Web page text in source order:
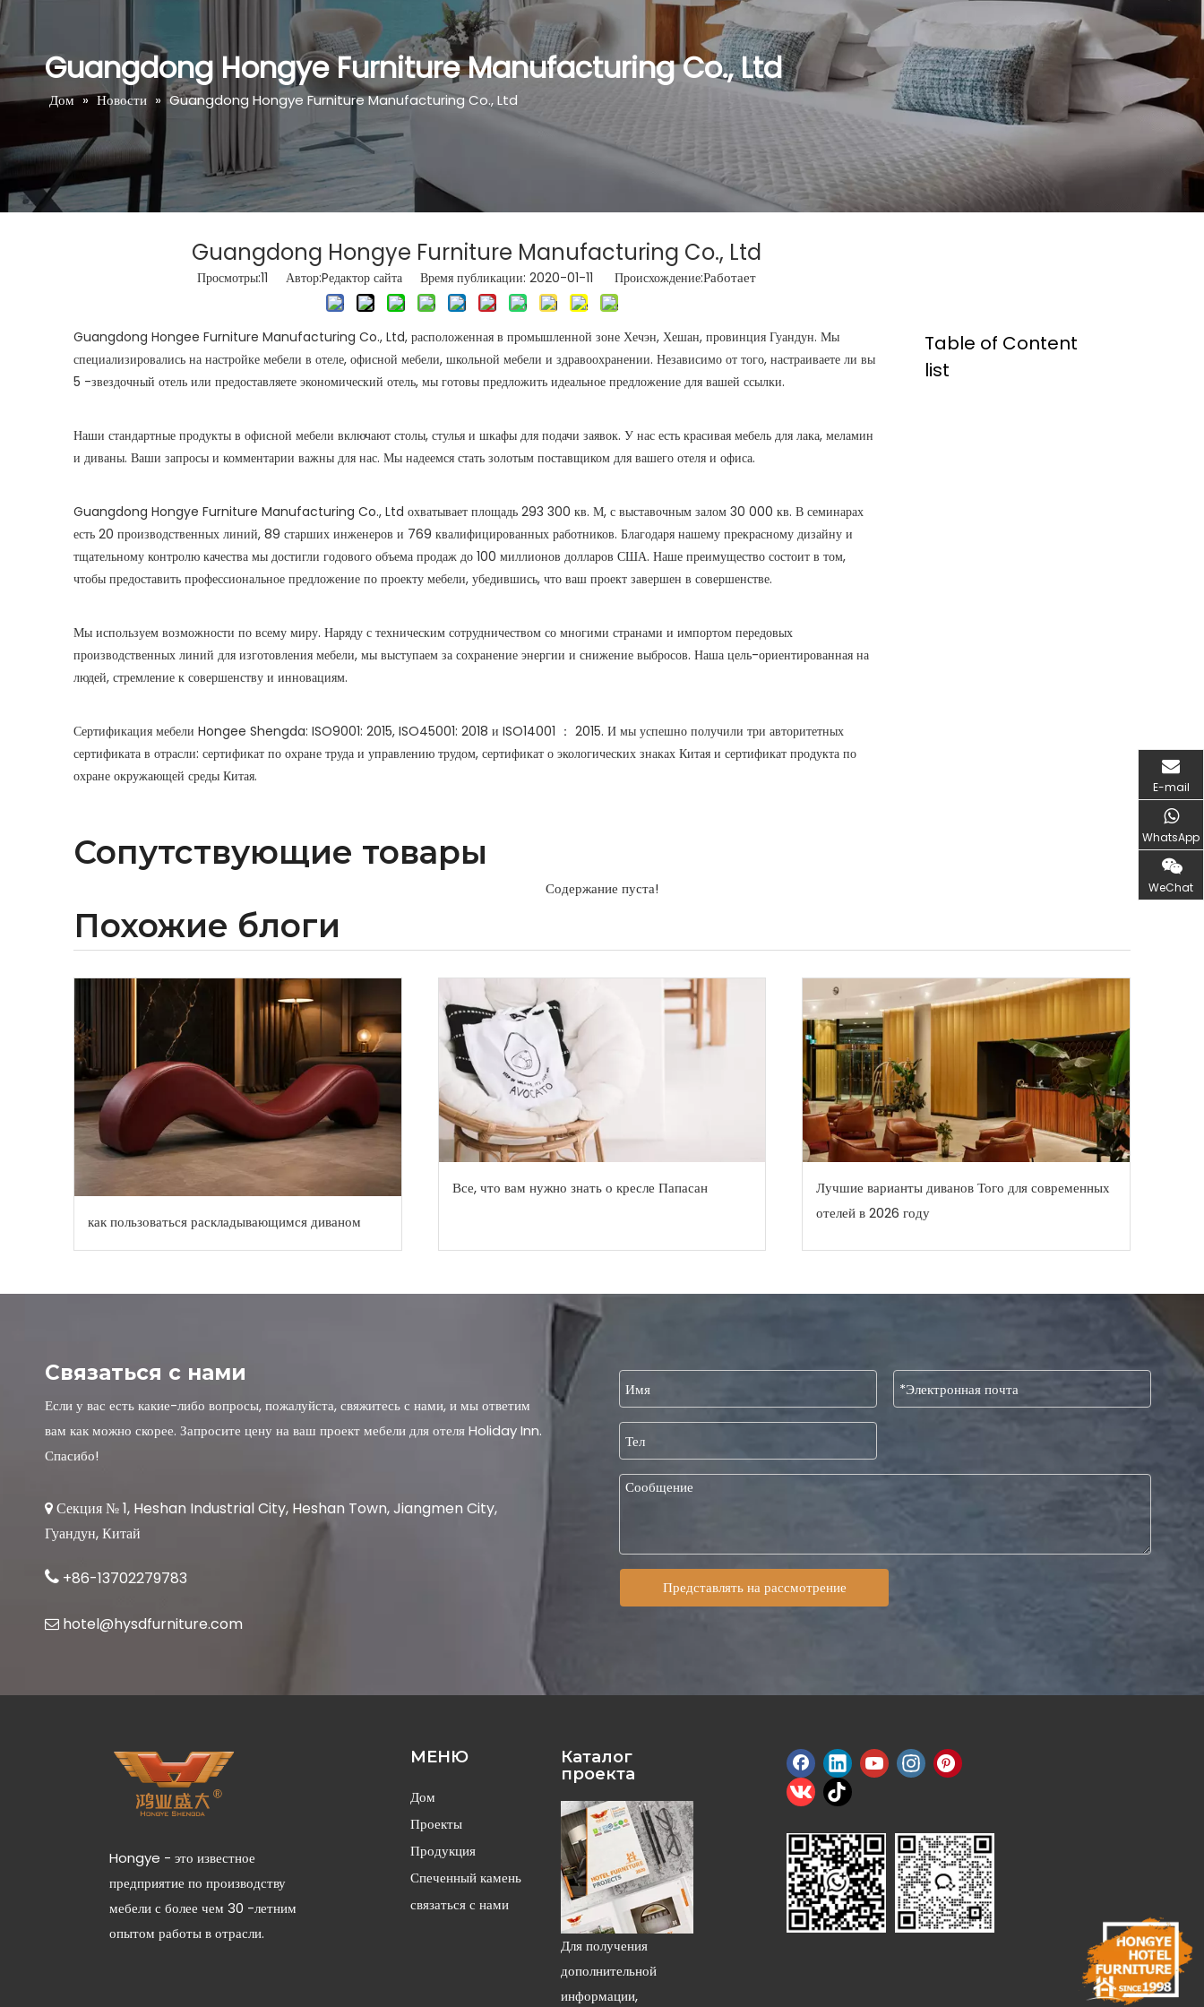
Guangdong Hongye Furniture Manufacturing Co., Ltd
Дом » Новости » Guangdong Hongye Furniture Manufacturing Co., Ltd
Guangdong Hongye Furniture Manufacturing Co., Ltd
Просмотры:11 Автор:Pедактор сайта Время публикации: 2020-01-11 Происхождение:Работает
Guangdong Hongee Furniture Manufacturing Co., Ltd, расположенная в промышленной зоне Хечэн, Хешан, провинция Гуандун. Мы
специализировались на настройке мебели в отеле, офисной мебели, школьной мебели и здравоохранении. Независимо от того, настраиваете ли вы
5 -звездочный отель или предоставляете экономический отель, мы готовы предложить идеальное предложение для вашей ссылки.
Наши стандартные продукты в офисной мебели включают столы, стулья и шкафы для подачи заявок. У нас есть красивая мебель для лака, меламин
и диваны. Ваши запросы и комментарии важны для нас. Мы надеемся стать золотым поставщиком для вашего отеля и офиса.
Guangdong Hongye Furniture Manufacturing Co., Ltd охватывает площадь 293 300 кв. М, с выставочным залом 30 000 кв. В семинарах
есть 20 производственных линий, 89 старших инженеров и 769 квалифицированных работников. Благодаря нашему прекрасному дизайну и
тщательному контролю качества мы достигли годового объема продаж до 100 миллионов долларов США. Наше преимущество состоит в том,
чтобы предоставить профессиональное предложение по проекту мебели, убедившись, что ваш проект завершен в совершенстве.
Мы используем возможности по всему миру. Наряду с техническим сотрудничеством со многими странами и импортом передовых
производственных линий для изготовления мебели, мы выступаем за сохранение энергии и снижение выбросов. Наша цель-ориентированная на
людей, стремление к совершенству и инновациям.
Сертификация мебели Hongee Shengda: ISO9001: 2015, ISO45001: 2018 и ISO14001 ： 2015. И мы успешно получили три авторитетных
сертификата в отрасли: сертификат по охране труда и управлению трудом, сертификат о экологических знаках Китая и сертификат продукта по
охране окружающей среды Китая.
Table of Content
list
Сопутствующие товары
Содержание пуста!
Похожие блоги
как пользоваться раскладывающимся диваном
Все, что вам нужно знать о кресле Папасан
Лучшие варианты диванов Того для современных
отелей в 2026 году
Связаться с нами
Если у вас есть какие-либо вопросы, пожалуйста, свяжитесь с нами, и мы ответим
вам как можно скорее. Запросите цену на ваш проект мебели для отеля Holiday Inn.
Спасибо!
 Секция № 1, Heshan Industrial City, Heshan Town, Jiangmen City,
Гуандун, Китай
 +86-13702279783
 hotel@hysdfurniture.com
Представлять на рассмотрение
E-mail
WhatsApp
WeChat
Hongye - это известное
предприятие по производству
мебели с более чем 30 -летним
опытом работы в отрасли.
МЕНЮ
Дом
Проекты
Продукция
Спеченный камень
связаться с нами
Каталог
проекта
Для получения
дополнительной
информации,